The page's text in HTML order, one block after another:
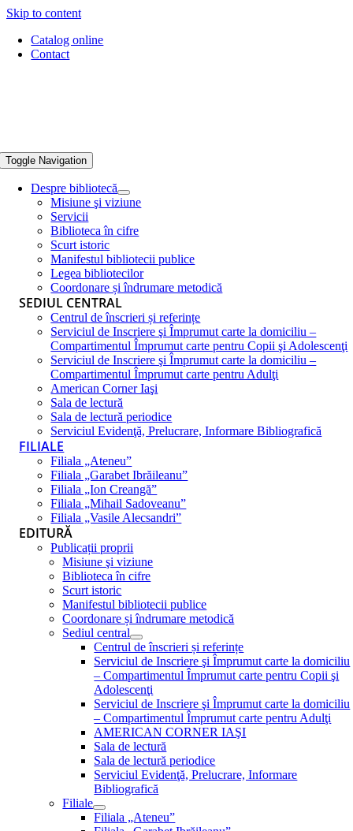
Skip to content
Catalog online
Contact
Toggle Navigation
Despre bibliotecă
Misiune şi viziune
Servicii
Biblioteca în cifre
Scurt istoric
Manifestul bibliotecii publice
Legea bibliotecilor
Coordonare și îndrumare metodică
SEDIUL CENTRAL
Centrul de înscrieri și referințe
Serviciul de Inscriere şi Împrumut carte la domiciliu –
Compartimentul Împrumut carte pentru Copii şi Adolescenţi
Serviciul de Inscriere şi Împrumut carte la domiciliu –
Compartimentul Împrumut carte pentru Adulţi
American Corner Iaşi
Sala de lectură
Sala de lectură periodice
Serviciul Evidenţă, Prelucrare, Informare Bibliografică
FILIALE
Filiala „Ateneu”
Filiala „Garabet Ibrăileanu”
Filiala „Ion Creangă”
Filiala „Mihail Sadoveanu”
Filiala „Vasile Alecsandri”
EDITURĂ
Publicații proprii
Misiune şi viziune
Biblioteca în cifre
Scurt istoric
Manifestul bibliotecii publice
Coordonare și îndrumare metodică
Sediul central
Centrul de înscrieri și referințe
Serviciul de Inscriere şi Împrumut carte la domiciliu
– Compartimentul Împrumut carte pentru Copii şi
Adolescenţi
Serviciul de Inscriere şi Împrumut carte la domiciliu
– Compartimentul Împrumut carte pentru Adulţi
AMERICAN CORNER IAŞI
Sala de lectură
Sala de lectură periodice
Serviciul Evidenţă, Prelucrare, Informare
Bibliografică
Filiale
Filiala „Ateneu”